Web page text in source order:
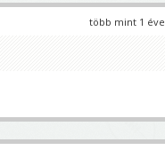
több mint 1 éve